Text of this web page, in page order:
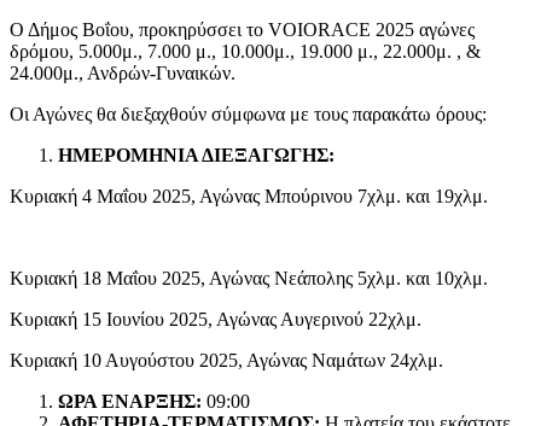
Ο Δήμος Βοΐου, προκηρύσσει το VOIORACE 2025 αγώνες
δρόμου, 5.000μ., 7.000 μ., 10.000μ., 19.000 μ., 22.000μ. , &
24.000μ., Ανδρών-Γυναικών.
Οι Αγώνες θα διεξαχθούν σύμφωνα με τους παρακάτω όρους:
ΗΜΕΡΟΜΗΝΙΑ ΔΙΕΞΑΓΩΓΗΣ:
Κυριακή 4 Μαΐου 2025, Αγώνας Μπούρινου 7χλμ. και 19χλμ.
Κυριακή 18 Μαΐου 2025, Αγώνας Νεάπολης 5χλμ. και 10χλμ.
Κυριακή 15 Ιουνίου 2025, Αγώνας Αυγερινού 22χλμ.
Κυριακή 10 Αυγούστου 2025, Αγώνας Ναμάτων 24χλμ.
ΩΡΑ ΕΝΑΡΞΗΣ: 09:00